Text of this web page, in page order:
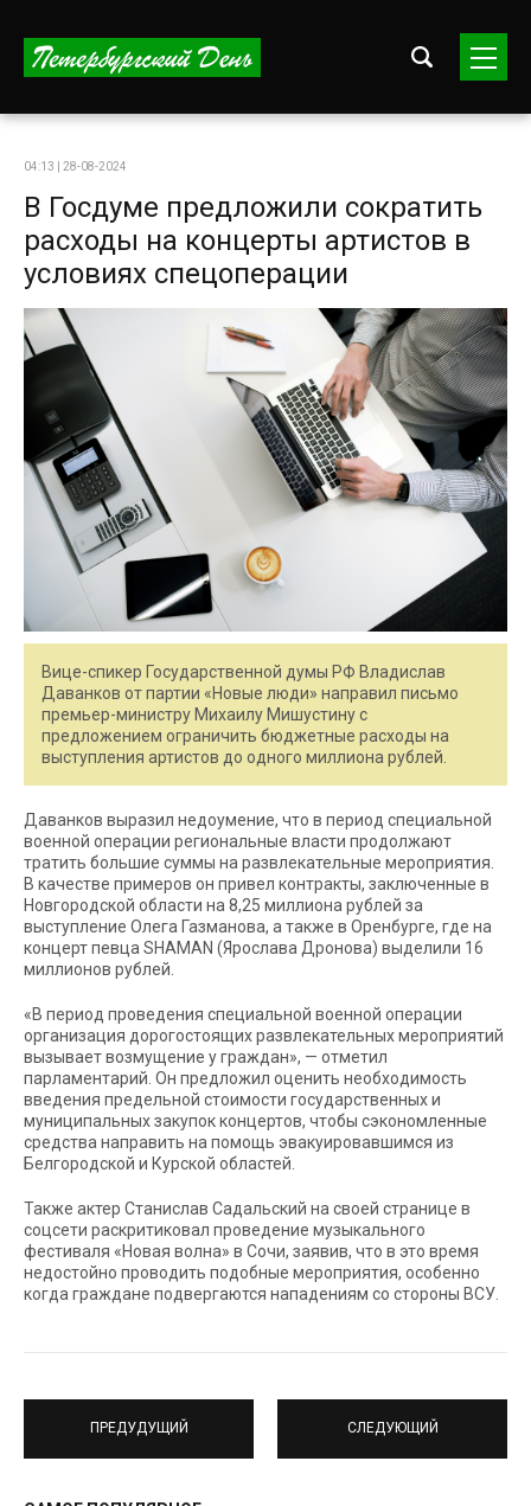
04:13 | 28-08-2024
В Госдуме предложили сократить
расходы на концерты артистов в
условиях спецоперации
Вице-спикер Государственной думы РФ Владислав
Даванков от партии «Новые люди» направил письмо
премьер-министру Михаилу Мишустину с
предложением ограничить бюджетные расходы на
выступления артистов до одного миллиона рублей.
Даванков выразил недоумение, что в период специальной
военной операции региональные власти продолжают
тратить большие суммы на развлекательные мероприятия.
В качестве примеров он привел контракты, заключенные в
Новгородской области на 8,25 миллиона рублей за
выступление Олега Газманова, а также в Оренбурге, где на
концерт певца SHAMAN (Ярослава Дронова) выделили 16
миллионов рублей.
«В период проведения специальной военной операции
организация дорогостоящих развлекательных мероприятий
вызывает возмущение у граждан», — отметил
парламентарий. Он предложил оценить необходимость
введения предельной стоимости государственных и
муниципальных закупок концертов, чтобы сэкономленные
средства направить на помощь эвакуировавшимся из
Белгородской и Курской областей.
Также актер Станислав Садальский на своей странице в
соцсети раскритиковал проведение музыкального
фестиваля «Новая волна» в Сочи, заявив, что в это время
недостойно проводить подобные мероприятия, особенно
когда граждане подвергаются нападениям со стороны ВСУ.
ПРЕДУДУЩИЙ СЛЕДУЮЩИЙ